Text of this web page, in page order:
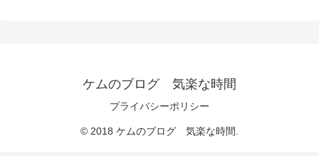
ケムのブログ 気楽な時間
プライバシーポリシー
© 2018 ケムのブログ 気楽な時間.